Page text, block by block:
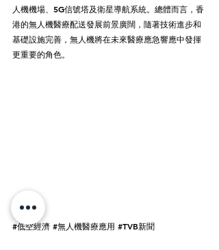
人機機場、5G信號塔及衛星導航系統。總體而言，香
港的無人機醫療配送發展前景廣闊，隨著技術進步和
基礎設施完善，無人機將在未來醫療應急響應中發揮
更重要的角色。
#低空經濟 #無人機醫療應用 #TVB新聞